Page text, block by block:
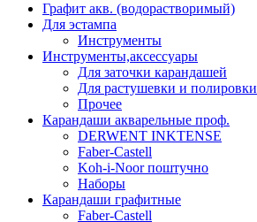
Графит акв. (водорастворимый)
Для эстампа
Инструменты
Инструменты,аксессуары
Для заточки карандашей
Для растушевки и полировки
Прочее
Карандаши акварельные проф.
DERWENT INKTENSE
Faber-Castell
Koh-i-Noor поштучно
Наборы
Карандаши графитные
Faber-Castell